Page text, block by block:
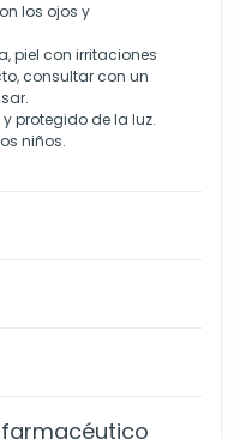
los ojos y
piel con irritaciones
consultar con un
protegido de la luz.
niños.